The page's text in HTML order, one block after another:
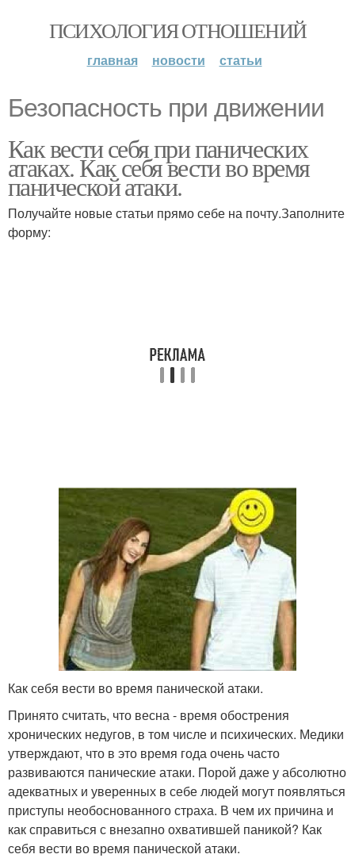
ПСИХОЛОГИЯ ОТНОШЕНИЙ
главная новости статьи
Безопасность при движении
Как вести себя при панических
атаках. Как себя вести во время
панической атаки.
Получайте новые статьи прямо себе на почту.Заполните
форму:
Как себя вести во время панической атаки.
Принято считать, что весна - время обострения
хронических недугов, в том числе и психических. Медики
утверждают, что в это время года очень часто
развиваются панические атаки. Порой даже у абсолютно
адекватных и уверенных в себе людей могут появляться
приступы необоснованного страха. В чем их причина и
как справиться с внезапно охватившей паникой? Как
себя вести во время панической атаки.